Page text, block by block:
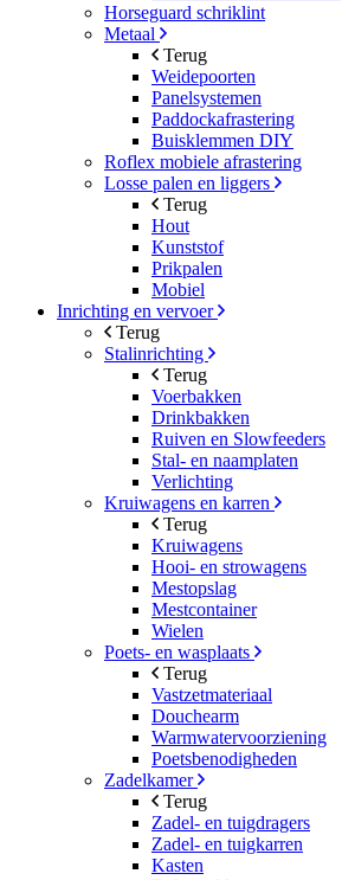
Horseguard schriklint
Metaal
Terug
Weidepoorten
Panelsystemen
Paddockafrastering
Buisklemmen DIY
Roflex mobiele afrastering
Losse palen en liggers
Terug
Hout
Kunststof
Prikpalen
Mobiel
Inrichting en vervoer
Terug
Stalinrichting
Terug
Voerbakken
Drinkbakken
Ruiven en Slowfeeders
Stal- en naamplaten
Verlichting
Kruiwagens en karren
Terug
Kruiwagens
Hooi- en strowagens
Mestopslag
Mestcontainer
Wielen
Poets- en wasplaats
Terug
Vastzetmateriaal
Douchearm
Warmwatervoorziening
Poetsbenodigheden
Zadelkamer
Terug
Zadel- en tuigdragers
Zadel- en tuigkarren
Kasten